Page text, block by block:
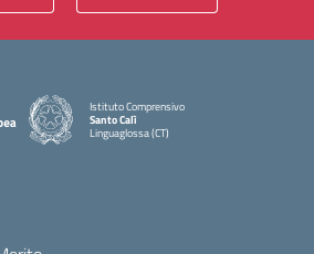
Istituto Comprensivo
Santo Calì
Linguaglossa (CT)
— Visita la pagina iniziale della scuola